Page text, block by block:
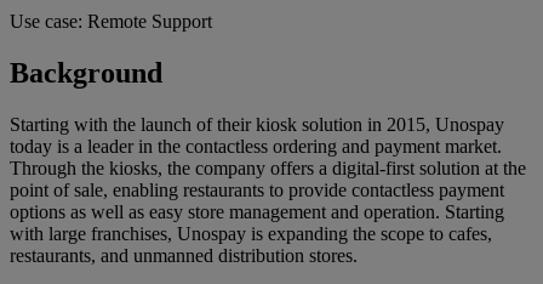
Use case: Remote Support
Background
Starting with the launch of their kiosk solution in 2015, Unospay
today is a leader in the contactless ordering and payment market.
Through the kiosks, the company offers a digital-first solution at the
point of sale, enabling restaurants to provide contactless payment
options as well as easy store management and operation. Starting
with large franchises, Unospay is expanding the scope to cafes,
restaurants, and unmanned distribution stores.